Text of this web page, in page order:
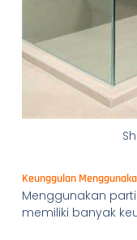
Keunggulan
Menggunakan
memiliki banyak